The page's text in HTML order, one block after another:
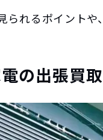
られるポイント
の出張買取